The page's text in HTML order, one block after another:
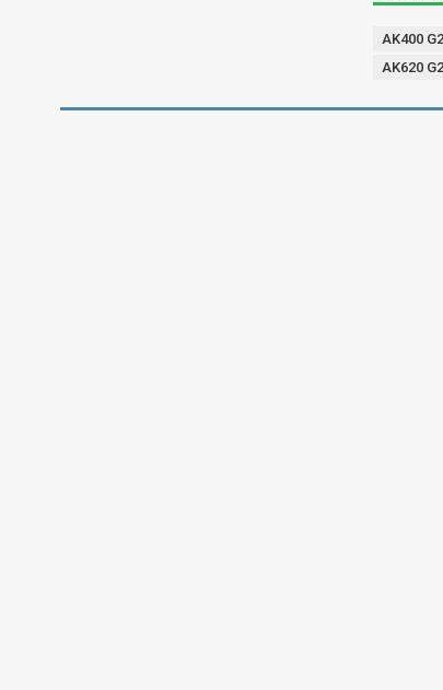
AK400 G2
AK620